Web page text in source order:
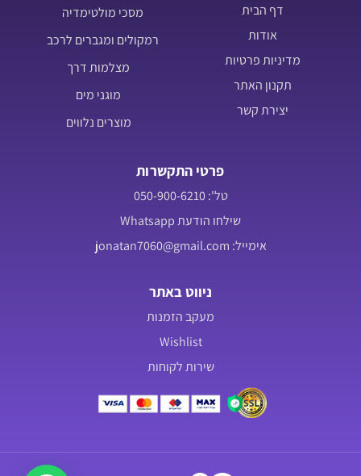
דף הבית
אודות
מדיניות פרטיות
תקנון האתר
יצירת קשר
מסכי מולטימדיה
רמקולים ומגברים לרכב
מצלמות דרך
מוגני מים
מוצרים נלווים
פרטי התקשרות
טל': 050-900-6210
שילחו הודעת Whatsapp
אימייל: jonatan7060@gmail.com
ניווט באתר
מעקב הזמנות
Wishlist
שירות לקוחות